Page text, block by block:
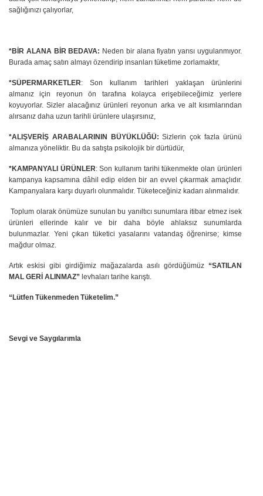
sağlığınızı çalıyorlar,
*BİR ALANA BİR BEDAVA: Neden bir alana fiyatın yarısı uygulanmıyor.
Burada amaç satın almayı özendirip insanları tüketime zorlamaktır,
*SÜPERMARKETLER: Son kullanım tarihleri yaklaşan ürünlerini
almanız için reyonun ön tarafına kolayca erişebileceğimiz yerlere
koyuyorlar. Sizler alacağınız ürünleri reyonun arka ve alt kısımlarından
alırsanız daha uzun tarihli ürünlere ulaşırsınız,
*ALIŞVERİŞ ARABALARININ BÜYÜKLÜĞÜ: Sizlerin çok fazla ürünü
almanıza yöneliktir. Bu da satışta psikolojik bir dürtüdür,
*KAMPANYALI ÜRÜNLER: Son kullanım tarihi tükenmekte olan ürünleri
kampanya kapsamına dâhil edip elden bir an evvel çıkarmak amaçlıdır.
Kampanyalara karşı duyarlı olunmalıdır. Tüketeceğiniz kadarı alınmalıdır.
Toplum olarak önümüze sunulan bu yanıltıcı sunumlara itibar etmez isek
ürünleri ellerinde kalır ve bir daha böyle ahlaksız sunumlarda
bulunmazlar. Yeni çıkan tüketici yasalarını vatandaş öğrenirse; kimse
mağdur olmaz.
Artık eskisi gibi girdiğimiz mağazalarda asılı gördüğümüz “SATILAN
MAL GERİ ALINMAZ” levhaları tarihe karıştı.
“Lütfen Tükenmeden Tüketelim.”
Sevgi ve Saygılarımla